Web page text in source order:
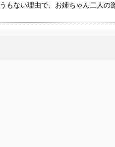
ない理由で、お姉ちゃん二人